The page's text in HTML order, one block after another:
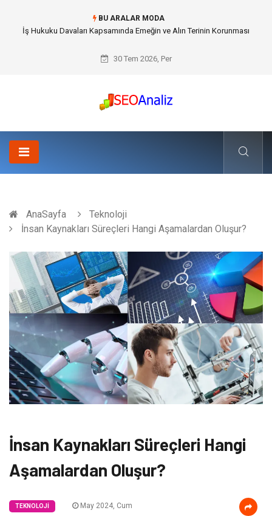
BU ARALAR MODA
Best Security Software (En İyi Güvenlik Yazılımı) ile Uzaktan Çalışmada
30 Tem 2026, Per
AnaSayfa
Teknoloji
İnsan Kaynakları Süreçleri Hangi Aşamalardan Oluşur?
İnsan Kaynakları Süreçleri Hangi
Aşamalardan Oluşur?
TEKNOLOJI May 2024, Cum